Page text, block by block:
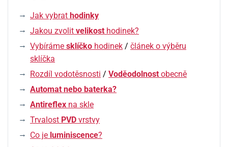
Jak vybrat hodinky
Jakou zvolit velikost hodinek?
Vybíráme sklíčko hodinek / článek o výběru
sklíčka
Rozdíl vodotěsnosti / Voděodolnost obecně
Automat nebo baterka?
Antireflex na skle
Trvalost PVD vrstvy
Co je luminiscence?